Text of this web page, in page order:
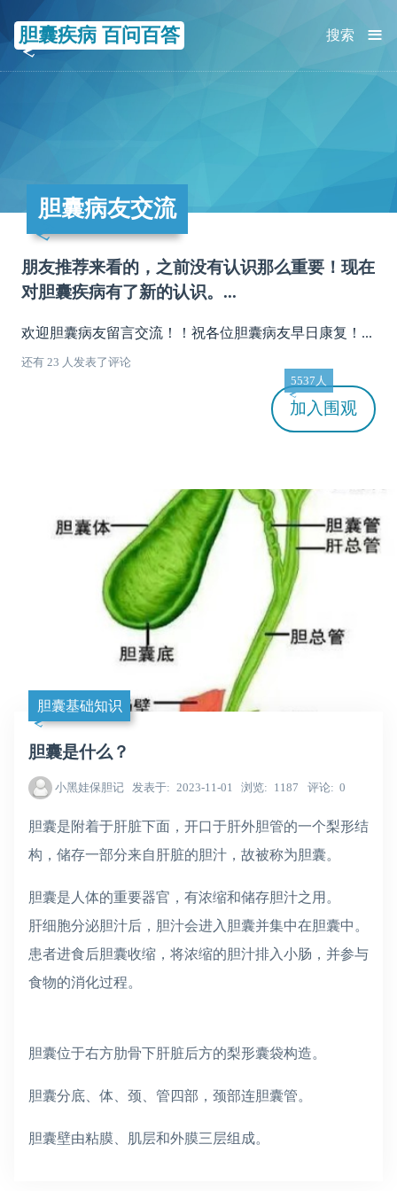
胆囊疾病 百问百答 ≡
搜索
胆囊病友交流
朋友推荐来看的，之前没有认识那么重要！现在
对胆囊疾病有了新的认识。...
欢迎胆囊病友留言交流！！祝各位胆囊病友早日康复！...
还有 23 人发表了评论
加入
5537人
围观
胆囊基础知识
胆囊是什么？
小黑娃保胆记 发表于 2023-11-01 浏览 1187 评论 0
胆囊是附着于肝脏下面，开口于肝外胆管的一个梨形结
构，储存一部分来自肝脏的胆汁，故被称为胆囊。
胆囊是人体的重要器官，有浓缩和储存胆汁之用。
肝细胞分泌胆汁后，胆汁会进入胆囊并集中在胆囊中。
患者进食后胆囊收缩，将浓缩的胆汁排入小肠，并参与
食物的消化过程。
胆囊位于右方肋骨下肝脏后方的梨形囊袋构造。
胆囊分底、体、颈、管四部，颈部连胆囊管。
胆囊壁由粘膜、肌层和外膜三层组成。